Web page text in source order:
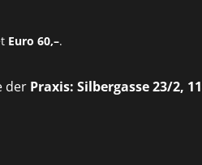
Euro 60,–.
der Praxis: Silbergasse 23/2,